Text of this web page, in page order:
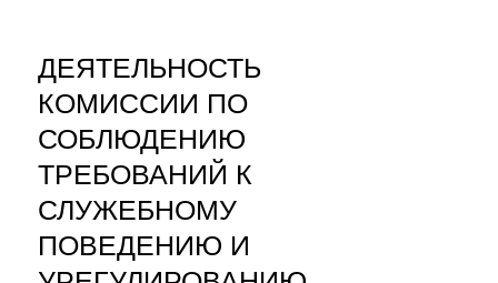
ДЕЯТЕЛЬНОСТЬ
КОМИССИИ ПО
СОБЛЮДЕНИЮ
ТРЕБОВАНИЙ К
СЛУЖЕБНОМУ
ПОВЕДЕНИЮ И